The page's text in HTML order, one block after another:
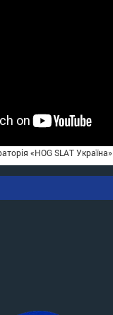
«HOG SLAT Україна»